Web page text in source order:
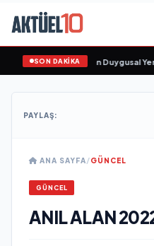
SON DAKİKA
Sinem Yalçınkaya’dan Duygusal Yeni
PAYLAŞ:
ANA SAYFA/GÜNCEL
GÜNCEL
ANIL ALAN